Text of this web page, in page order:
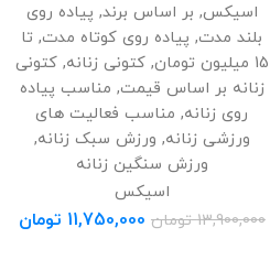
اسیکس, بر اساس برند, پیاده روی
بلند مدت, پیاده روی کوتاه مدت, تا
15 میلیون تومان
,کتونی زنانه,کتونی
زنانه بر اساس قیمت, مناسب پیاده
روی زنانه, مناسب فعالیت های
ورزشی زنانه, ورزش سبک زنانه,
ورزش سنگین زنانه
اسیکس
13,900,000 تومان 11,750,000 تومان